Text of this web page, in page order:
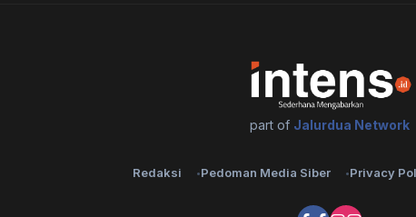
part of Jalurdua Network
Redaksi Pedoman Media Siber Privacy